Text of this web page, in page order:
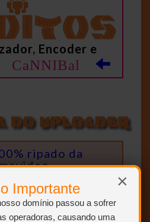
×
Importante
domínio passou a sofrer
operadoras, causando uma
Encoder e
CaNNIBal
ripado da